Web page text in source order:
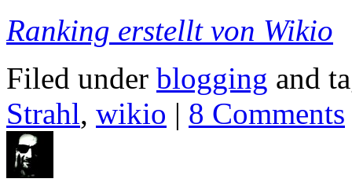
Ranking erstellt von Wikio
Filed under blogging and
Strahl, wikio | 8 Comments